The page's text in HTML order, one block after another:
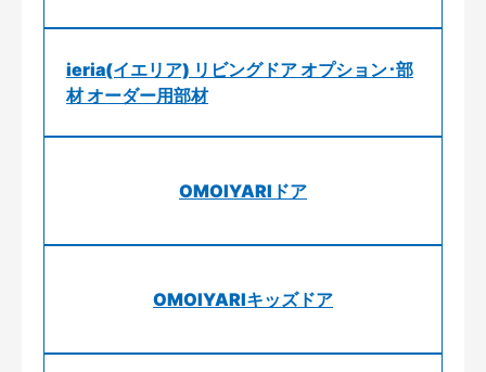
ieria(イエリア) リビングドア オプション･部
材 オーダー用部材
OMOIYARIドア
OMOIYARIキッズドア